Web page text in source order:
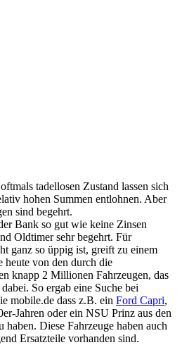
tadellosen Zustand lassen sich
hohen Summen entlohnen. Aber
sind begehrt.
Bank so gut wie keine Zinsen
Oldtimer sehr begehrt. Für
ganz so üppig ist, greift zu einem
heute von den durch die
knapp 2 Millionen Fahrzeugen, das
So ergab eine Suche bei
mobile.de dass z.B. ein Ford Capri,
Jahren oder ein NSU Prinz aus den
haben. Diese Fahrzeuge haben auch
Ersatzteile vorhanden sind.